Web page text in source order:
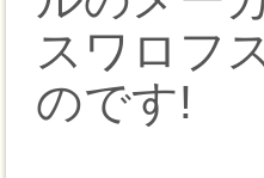
スワロフ
のです!